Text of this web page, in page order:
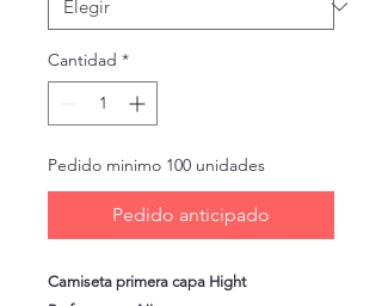
Cantidad *
Pedido minimo 100 unidades
Pedido anticipado
Camiseta primera capa Hight